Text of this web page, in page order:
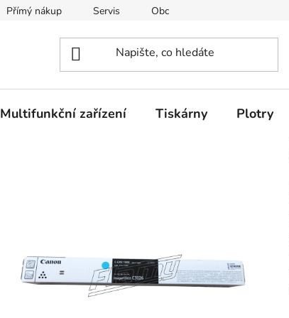
Přímý nákup Servis Obchodní podmínky
Multifunkční zařízení Tiskárny Plotry